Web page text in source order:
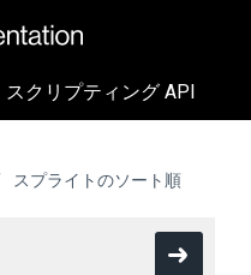
スクリプティング API
スプライトのソート順